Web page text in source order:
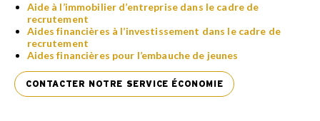
Aide à l’immobilier d’entreprise dans le cadre de
recrutement
Aides financières à l’investissement dans le cadre de
recrutement
Aides financières pour l’embauche de jeunes
CONTACTER NOTRE SERVICE ÉCONOMIE